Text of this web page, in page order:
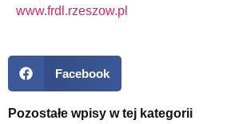
www.frdl.rzeszow.pl
Facebook
Pozostałe wpisy w tej kategorii